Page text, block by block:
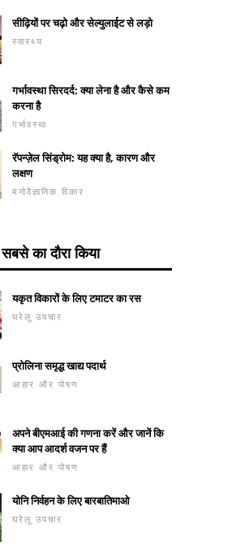
सीढ़ियों पर चढ़ो और सेल्युलाईट से लड़ो
स्वास्थ्य
गर्भावस्था सिरदर्द: क्या लेना है और कैसे कम
करना है
गर्भावस्था
रॅपन्ज़ेल सिंड्रोम: यह क्या है, कारण और
लक्षण
मनोवैज्ञानिक विकार
सबसे का दौरा किया
यकृत विकारों के लिए टमाटर का रस
घरेलू उपचार
प्रोलिना समृद्ध खाद्य पदार्थ
आहार और पोषण
अपने बीएमआई की गणना करें और जानें कि
क्या आप आदर्श वजन पर हैं
आहार और पोषण
योनि निर्वहन के लिए बारबातिमाओ
घरेलू उपचार